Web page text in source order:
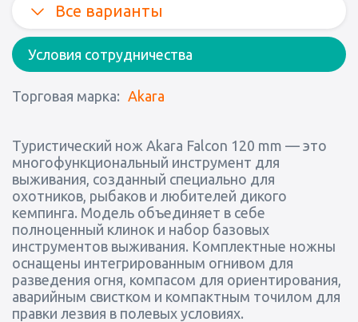
Все варианты
Условия сотрудничества
Торговая марка: Akara
Туристический нож Akara Falcon 120 mm — это
многофункциональный инструмент для
выживания, созданный специально для
охотников, рыбаков и любителей дикого
кемпинга. Модель объединяет в себе
полноценный клинок и набор базовых
инструментов выживания. Комплектные ножны
оснащены интегрированным огнивом для
разведения огня, компасом для ориентирования,
аварийным свистком и компактным точилом для
правки лезвия в полевых условиях.